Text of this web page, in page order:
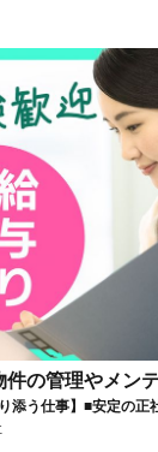
件の管理やメン
添う仕事】■安定の
さのオフィス復帰も